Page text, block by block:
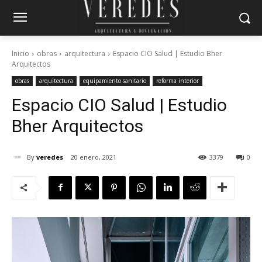
Inicio obras arquitectura
Espacio CIO Salud | Estudio Bher
Arquitectos
obras arquitectura equipamiento sanitario reforma interior
Espacio CIO Salud | Estudio
Bher Arquitectos
By veredes 20 enero, 2021 0
3379